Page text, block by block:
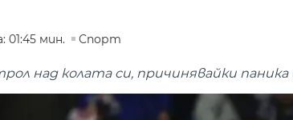
01:45 мин. Спорт
над колата си, причинявайки паника